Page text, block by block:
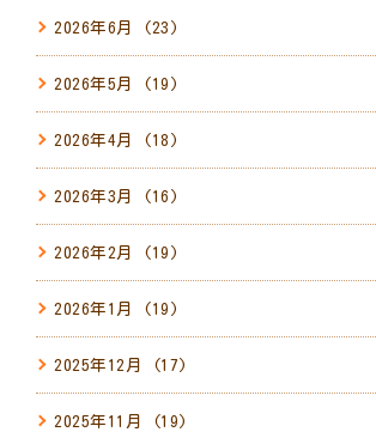
2026年6月 (23)
2026年5月 (19)
2026年4月 (18)
2026年3月 (16)
2026年2月 (19)
2026年1月 (19)
2025年12月 (17)
2025年11月 (19)